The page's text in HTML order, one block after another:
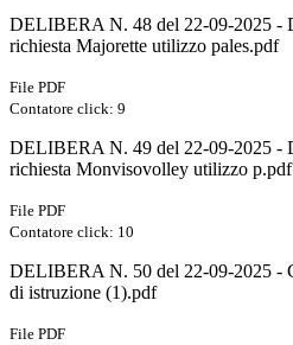
DELIBERA N. 48 del 22-09-2025 -
richiesta Majorette utilizzo pales.pdf
File PDF
Contatore click: 9
DELIBERA N. 49 del 22-09-2025 -
richiesta Monvisovolley utilizzo p.pdf
File PDF
Contatore click: 10
DELIBERA N. 50 del 22-09-2025 -
di istruzione (1).pdf
File PDF